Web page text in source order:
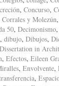
, Concurso,
Corrales y Molezún,
50, Decimonismo,
, dibujo, Dibujos,
in
, Efectos, Eileen
, Envolvente,
,